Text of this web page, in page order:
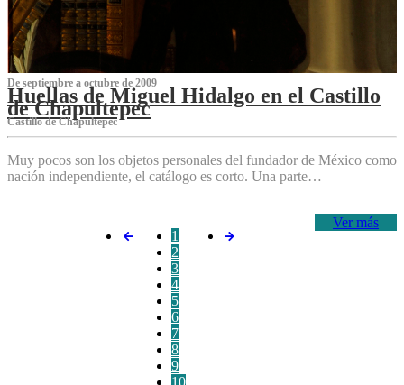
De septiembre a octubre de 2009
Huellas de Miguel Hidalgo en el Castillo
de Chapultepec
Castillo de Chapultepec
Muy pocos son los objetos personales del fundador de México como
nación independiente, el catálogo es corto. Una parte…
Ver más
1
2
3
4
5
6
7
8
9
10